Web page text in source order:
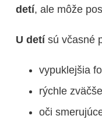
detí, ale môže
U detí sú včasné
vypuklejšia
rýchle
oči